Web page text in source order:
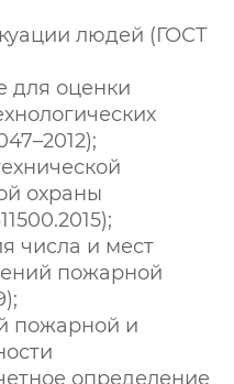
людей (ГОСТ
для оценки
охраны
числа и мест
пожарной
пожарной и
определение